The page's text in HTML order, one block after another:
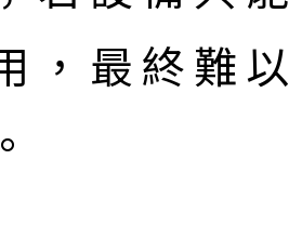
，最終難